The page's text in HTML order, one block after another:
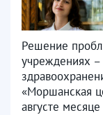
Решение
учреждениях –
«Моршанская
августе